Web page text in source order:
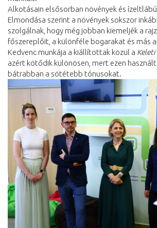
Alkotásain elsősorban növények és
Elmondása szerint a növények sokszor
szolgálnak, hogy még jobban kiemeljék a
főszereplőit, a különféle bogarakat és más
Kedvenc munkája a kiállítottak közül a
azért kötődik különösen, mert ezen
bátrabban a sötétebb tónusokat.